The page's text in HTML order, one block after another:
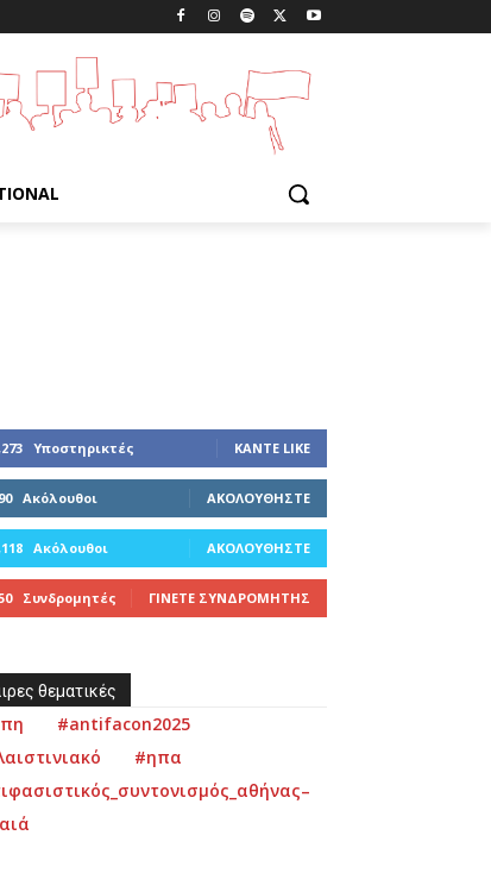
Υποστηρικτές ΚΆΝΤΕ LIKE
Ακόλουθοι ΑΚΟΛΟΥΘΉΣΤΕ
Ακόλουθοι ΑΚΟΛΟΥΘΉΣΤΕ
Συνδρομητές ΓΊΝΕΤΕ ΣΥΝΔΡΟΜΗΤΉΣ
θεματικές
#antifacon2025
#ηπα